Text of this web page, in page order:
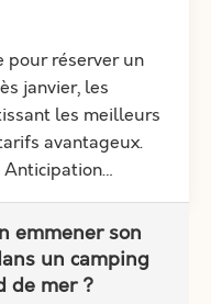
pour réserver un
janvier, les
les meilleurs
avantageux.
Anticipation…
emmener son
un camping
de mer ?